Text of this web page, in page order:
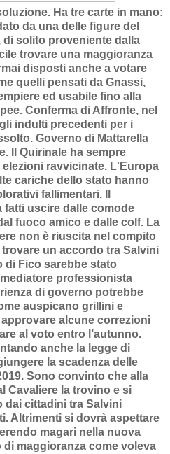
Ha tre carte in mano:
da una delle figure del
solito proveniente dalla
trovare una maggioranza
disposti anche a votare
quelli pensati da Gnassi,
ed usabile fino alla
Conferma di Affronte, nel
indulti precedenti per i
Governo di Mattarella
Il Quirinale ha sempre
ravvicinate. L'Europa
cariche dello stato hanno
fallimentari. Il
fatti uscire dalle comode
fuoco amico e dalle colf. La
non è riuscita nel compito
un accordo tra Salvini
di Fico sarebbe stato
professionista
di governo potrebbe
auspicano grillini e
alcune correzioni
al voto entro l’autunno.
anche la legge di
la scadenza delle
Sono convinto che alla
Cavaliere la trovino e si
dai cittadini tra Salvini
Altrimenti si dovrà aspettare
magari nella nuova
di maggioranza come voleva